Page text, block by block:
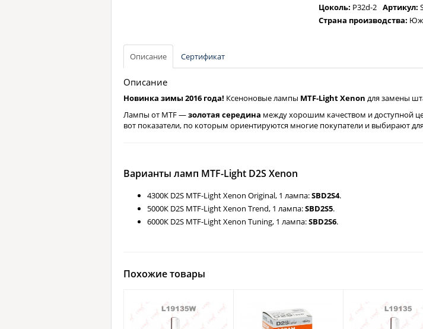
Цоколь: P32d-2 Артикул:
Страна производства:
Описание Сертификат
Описание
Новинка зимы 2016 года! Ксеноновые лампы MTF-Light Xenon для замены
Лампы от MTF —золотая середина между хорошим качеством и доступной
вот показатели, по которым ориентируются многие покупатели и выбирают
Варианты ламп MTF-Light D2S Xenon
4300К D2S MTF-Light Xenon Original, 1 лампа:SBD2S4.
5000К D2S MTF-Light Xenon Trend, 1 лампа:SBD2S5.
6000К D2S MTF-Light Xenon Tuning, 1 лампа:SBD2S6.
Похожие товары